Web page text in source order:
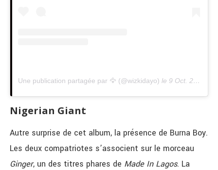
Une publication partagée par 🦅 (@wizkidayo) le 9 Oct. 2020 à 5 :46 PDT
Nigerian Giant
Autre surprise de cet album, la présence de Burna Boy.
Les deux compatriotes s’associent sur le morceau
Ginger, un des titres phares de Made In Lagos. La